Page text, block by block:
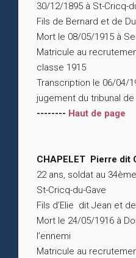
30/12/1895 à St-Cricq-
Fils de Bernard et de
Mort le 08/05/1915 à
Matricule au
classe 1915
Transcription le 06/04/
jugement du tribunal
-------- Haut de page
CHAPELET Pierre dit
22 ans, soldat au
St-Cricq-du-Gave
Fils d’Elie dit Jean et
Mort le 24/05/1916 à
l’ennemi
Matricule au